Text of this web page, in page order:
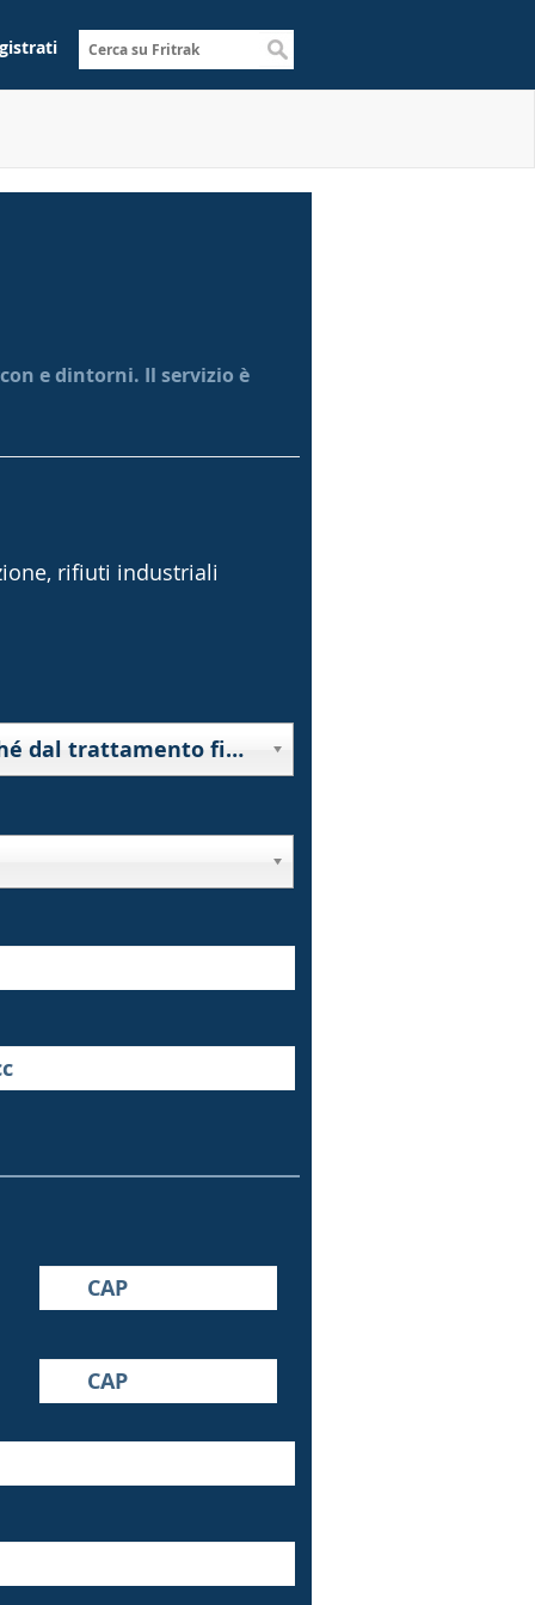
e dintorni. Il servizio è
rifiuti industriali
10000 - Rifiuti derivanti da prospezione, estrazione da miniera o cava, nonché dal trattamento fisico o chimico di minerali